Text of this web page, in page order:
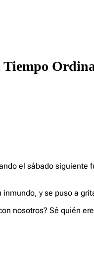
Tiempo
el sábado
y se puso a
nosotros? Sé quién